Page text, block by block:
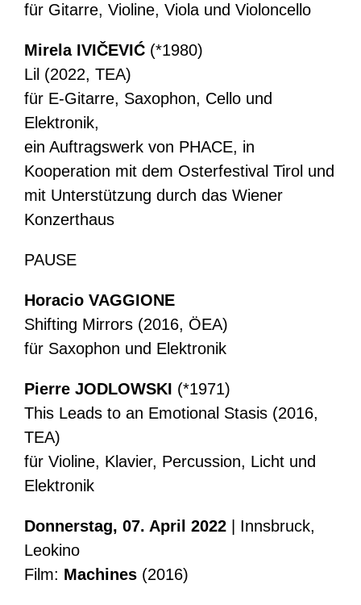
für Gitarre, Violine, Viola und Violoncello
Mirela IVIČEVIĆ (*1980)
Lil (2022, TEA)
für E-Gitarre, Saxophon, Cello und
Elektronik,
ein Auftragswerk von PHACE, in
Kooperation mit dem Osterfestival Tirol und
mit Unterstützung durch das Wiener
Konzerthaus
PAUSE
Horacio VAGGIONE
Shifting Mirrors (2016, ÖEA)
für Saxophon und Elektronik
Pierre JODLOWSKI (*1971)
This Leads to an Emotional Stasis (2016,
TEA)
für Violine, Klavier, Percussion, Licht und
Elektronik
Donnerstag, 07. April 2022 | Innsbruck,
Leokino
Film: Machines (2016)